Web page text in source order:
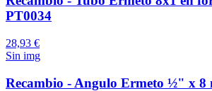
PT0034
28,93 €
Sin img
Recambio - Angulo Ermeto ½" x 8